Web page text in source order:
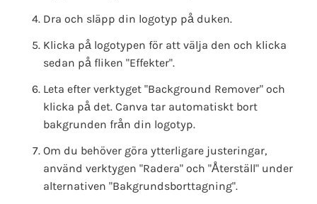
Dra och släpp din logotyp på duken.
Klicka på logotypen för att välja den och klicka
sedan på fliken "Effekter".
Leta efter verktyget "Background Remover" och
klicka på det. Canva tar automatiskt bort
bakgrunden från din logotyp.
Om du behöver göra ytterligare justeringar,
använd verktygen "Radera" och "Återställ" under
alternativen "Bakgrundsborttagning".